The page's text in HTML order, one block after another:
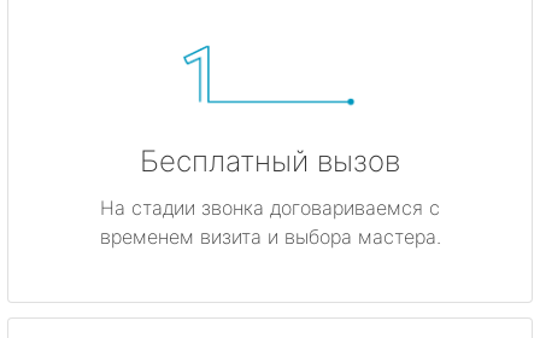
Бесплатный вызов
На стадии звонка договариваемся с
временем визита и выбора мастера.